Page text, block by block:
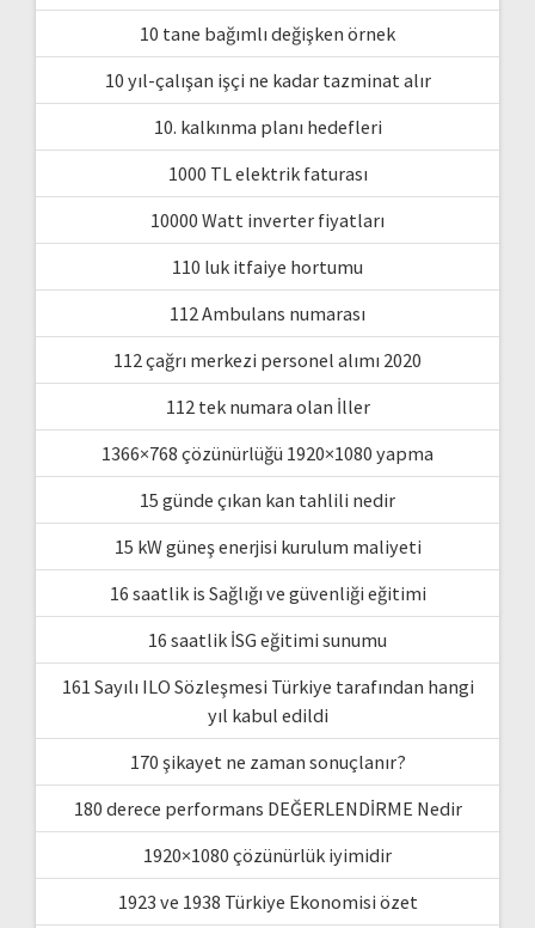
10 tane bağımlı değişken örnek
10 yıl-çalışan işçi ne kadar tazminat alır
10. kalkınma planı hedefleri
1000 TL elektrik faturası
10000 Watt inverter fiyatları
110 luk itfaiye hortumu
112 Ambulans numarası
112 çağrı merkezi personel alımı 2020
112 tek numara olan İller
1366×768 çözünürlüğü 1920×1080 yapma
15 günde çıkan kan tahlili nedir
15 kW güneş enerjisi kurulum maliyeti
16 saatlik is Sağlığı ve güvenliği eğitimi
16 saatlik İSG eğitimi sunumu
161 Sayılı ILO Sözleşmesi Türkiye tarafından hangi
yıl kabul edildi
170 şikayet ne zaman sonuçlanır?
180 derece performans DEĞERLENDİRME Nedir
1920×1080 çözünürlük iyimidir
1923 ve 1938 Türkiye Ekonomisi özet